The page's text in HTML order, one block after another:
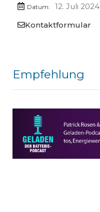
Datum:
12. Juli 2024
Kontaktformular
Empfehlung